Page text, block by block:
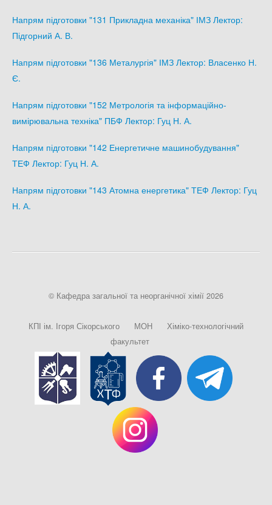
Напрям підготовки "131 Прикладна механіка" ІМЗ Лектор:
Підгорний А. В.
Напрям підготовки "136 Металургія" ІМЗ Лектор: Власенко Н.
Є.
Напрям підготовки "152 Метрологія та інформаційно-
вимірювальна техніка" ПБФ Лектор: Гуц Н. А.
Напрям підготовки "142 Енергетичне машинобудування"
ТЕФ Лектор: Гуц Н. А.
Напрям підготовки "143 Атомна енергетика" ТЕФ Лектор: Гуц
Н. А.
© Кафедра загальної та неорганічної хімії 2026
КПІ ім. Ігоря Сікорського МОН
Хіміко-технологічний
факультет